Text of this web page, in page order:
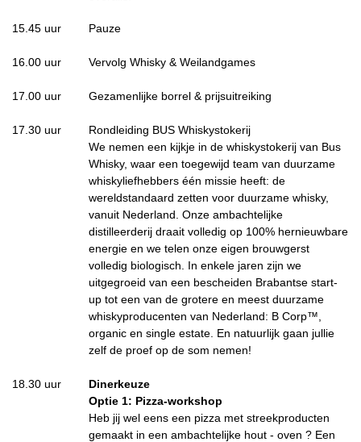
15.45 uur Pauze
16.00 uur Vervolg Whisky & Weilandgames
17.00 uur Gezamenlijke borrel & prijsuitreiking
17.30 uur
Rondleiding BUS Whiskystokerij
We nemen een kijkje in de whiskystokerij van Bus
Whisky, waar een toegewijd team van duurzame
whiskyliefhebbers één missie heeft: de
wereldstandaard zetten voor duurzame whisky,
vanuit Nederland. Onze ambachtelijke
distilleerderij draait volledig op 100% hernieuwbare
energie en we telen onze eigen brouwgerst
volledig biologisch. In enkele jaren zijn we
uitgegroeid van een bescheiden Brabantse start-
up tot een van de grotere en meest duurzame
whiskyproducenten van Nederland: B Corp™,
organic en single estate. En natuurlijk gaan jullie
zelf de proef op de som nemen!
18.30 uur
Dinerkeuze
Optie 1: Pizza-workshop
Heb jij wel eens een pizza met streekproducten
gemaakt in een ambachtelijke hout - oven ? Een